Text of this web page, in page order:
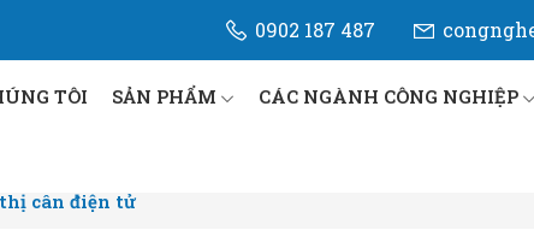
0902 187 487
TÔI SẢN PHẨM CÁC NGÀNH CÔNG NGHIỆP
cân điện tử